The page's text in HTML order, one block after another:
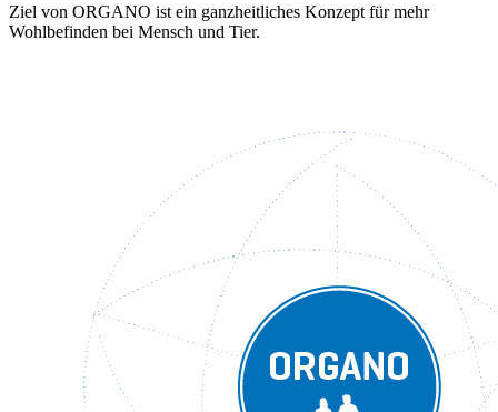
Ziel von ORGANO ist ein ganzheitliches Konzept für mehr
Wohlbefinden bei Mensch und Tier.